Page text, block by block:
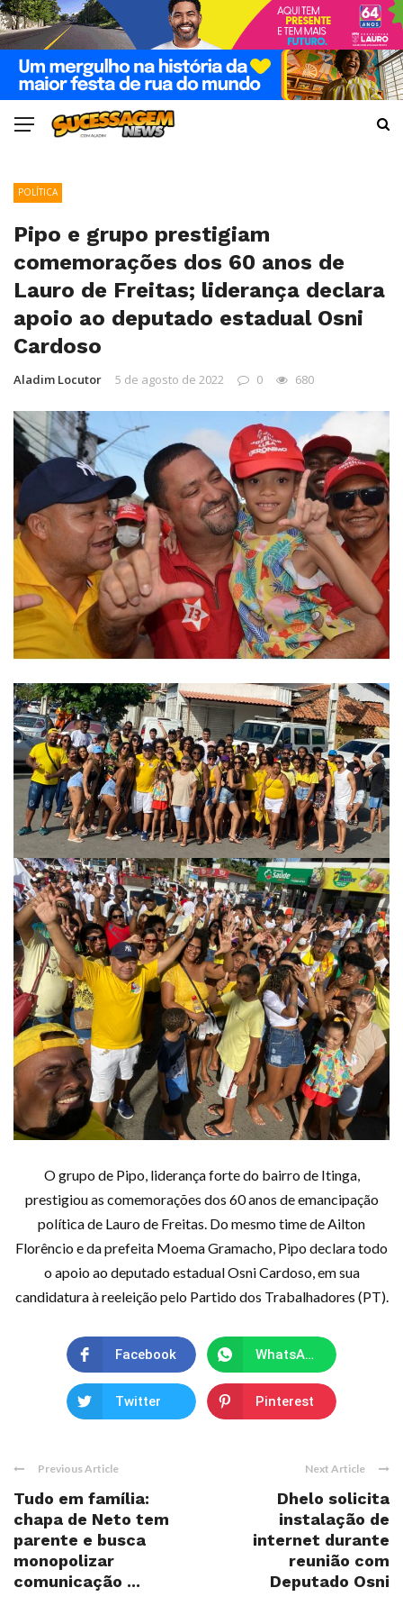
POLÍTICA
Pipo e grupo prestigiam
comemorações dos 60 anos de
Lauro de Freitas; liderança declara
apoio ao deputado estadual Osni
Cardoso
Aladim Locutor 5 de agosto de 2022 0 680
O grupo de Pipo, liderança forte do bairro de Itinga,
prestigiou as comemorações dos 60 anos de emancipação
política de Lauro de Freitas. Do mesmo time de Ailton
Florêncio e da prefeita Moema Gramacho, Pipo declara todo
o apoio ao deputado estadual Osni Cardoso, em sua
candidatura à reeleição pelo Partido dos Trabalhadores (PT).
Facebook WhatsApp
Twitter Pinterest
Previous Article
Tudo em família:
chapa de Neto tem
parente e busca
monopolizar
comunicação ...
Next Article
Dhelo solicita
instalação de
internet durante
reunião com
Deputado Osni